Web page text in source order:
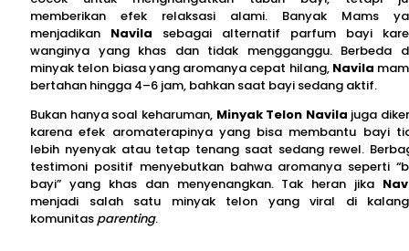
memberikan efek relaksasi alami. Banyak Mams
menjadikan Navila sebagai alternatif parfum bayi
wanginya yang khas dan tidak mengganggu. Berbeda
minyak telon biasa yang aromanya cepat hilang, Navila
bertahan hingga 4–6 jam, bahkan saat bayi sedang aktif.
Bukan hanya soal keharuman, Minyak Telon Navila juga
karena efek aromaterapinya yang bisa membantu bayi
lebih nyenyak atau tetap tenang saat sedang rewel.
testimoni positif menyebutkan bahwa aromanya seperti
bayi” yang khas dan menyenangkan. Tak heran jika
menjadi salah satu minyak telon yang viral di
komunitasparenting.